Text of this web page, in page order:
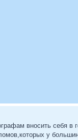
вносить себя в
у